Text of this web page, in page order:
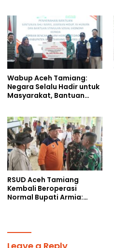
Wabup Aceh Tamiang:
Negara Selalu Hadir untuk
Masyarakat, Bantuan
RSUD Aceh Tamiang
Kembali Beroperasi
Normal Bupati Armia: